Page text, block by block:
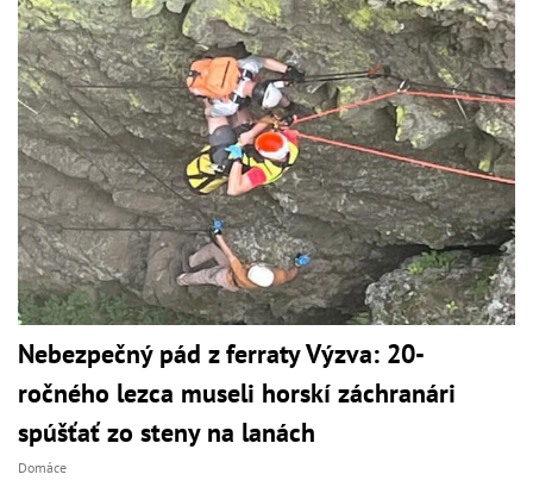
Nebezpečný pád z ferraty Výzva: 20-
ročného lezca museli horskí záchranári
spúšťať zo steny na lanách
Domáce